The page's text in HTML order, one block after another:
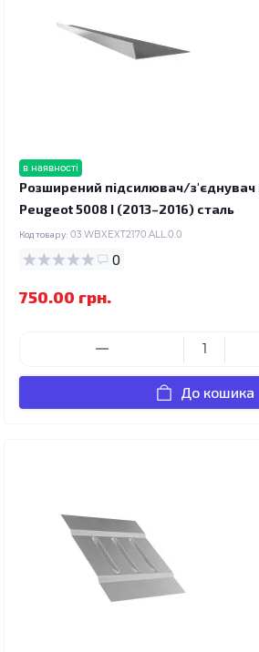
в наявності
Розширений підсилювач/з'єднувач
Peugeot 5008 I (2013–2016) сталь
Код товару: 03.WBXEXT2170.ALL.0.0
0
750.00 грн.
До кошика